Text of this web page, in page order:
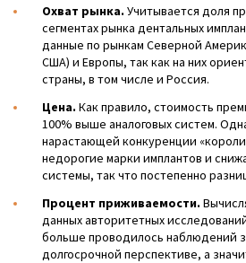
Охват рынка. Учитывается доля
сегментах рынка дентальных
данные по рынкам Северной
США) и Европы, так как на них
страны, в том числе и Россия.
Цена. Как правило, стоимость
100% выше аналоговых систем.
нарастающей конкуренции
недорогие марки имплантов и
системы, так что постепенно
Процент приживаемости.
данных авторитетных
больше проводилось наблюдений
долгосрочной перспективе, а